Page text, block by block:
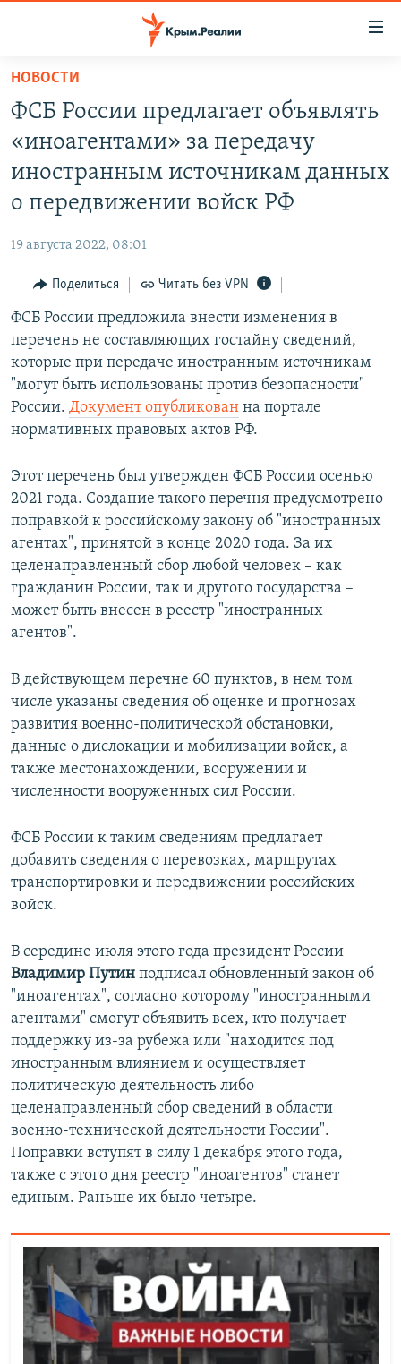
Вернуться
основному
содержанию
главной
Вернутся
поиску
ИНТЕРАКТИВ
ИНФОГРАФИКА
ТЕЛЕПРОЕКТ КРЫМ.РЕАЛИИ
ПРОПАВШИЕ БЕЗ ВЕСТИ
ПОБЕДИТЕЛЕЙ НЕ СУДЯТ?
ELIFBE
УКРАИНСКАЯ ПРОБЛЕМА КРЫМА
РАДІО СВОБОДА
КАК ОБОЙТИ БЛОКИРОВКУ
Українською
Qırımtatar
ПРИСОЕДИНЯЙТЕСЬ!
Все сайты RFE/RL
НОВОСТИ
ФСБ России предлагает объявлять
«иноагентами» за передачу
иностранным источникам данных
о передвижении войск РФ
19 августа 2022, 08:01
Поделиться Читать без VPN
ФСБ России предложила внести изменения в
перечень не составляющих гостайну сведений,
которые при передаче иностранным источникам
"могут быть использованы против безопасности"
России. Документ опубликован на портале
нормативных правовых актов РФ.
Этот перечень был утвержден ФСБ России осенью
2021 года. Создание такого перечня предусмотрено
поправкой к российскому закону об "иностранных
агентах", принятой в конце 2020 года. За их
целенаправленный сбор любой человек – как
гражданин России, так и другого государства –
может быть внесен в реестр "иностранных
агентов".
В действующем перечне 60 пунктов, в нем том
числе указаны сведения об оценке и прогнозах
развития военно-политической обстановки,
данные о дислокации и мобилизации войск, а
также местонахождении, вооружении и
численности вооруженных сил России.
ФСБ России к таким сведениям предлагает
добавить сведения о перевозках, маршрутах
транспортировки и передвижении российских
войск.
В середине июля этого года президент России
Владимир Путин подписал обновленный закон об
"иноагентах", согласно которому "иностранными
агентами" смогут объявить всех, кто получает
поддержку из-за рубежа или "находится под
иностранным влиянием и осуществляет
политическую деятельность либо
целенаправленный сбор сведений в области
военно-технической деятельности России".
Поправки вступят в силу 1 декабря этого года,
также с этого дня реестр "иноагентов" станет
единым. Раньше их было четыре.